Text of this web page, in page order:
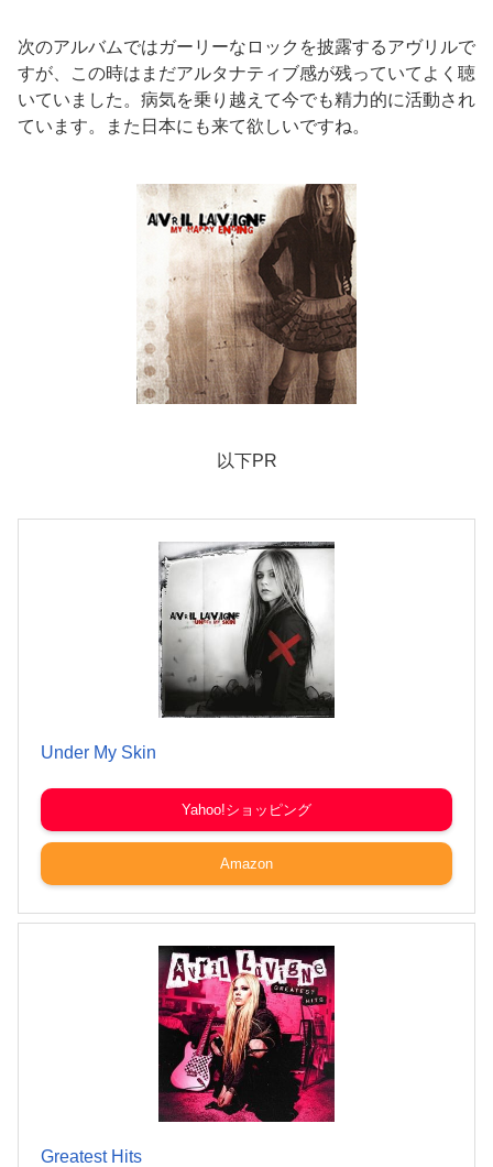
次のアルバムではガーリーなロックを披露するアヴリルで
すが、この時はまだアルタナティブ感が残っていてよく聴
いていました。病気を乗り越えて今でも精力的に活動され
ています。また日本にも来て欲しいですね。
以下PR
Under My Skin
Yahoo!ショッピング
Amazon
Greatest Hits